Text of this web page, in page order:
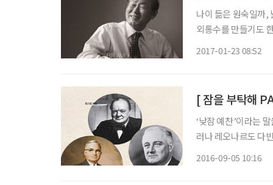
나이 듦은 원숙일까,
외통수를 만들기도
2017-01-23 08:52
‘낮잠 예찬’이라는
러나 레오나르도 다
2016-09-05 10:16